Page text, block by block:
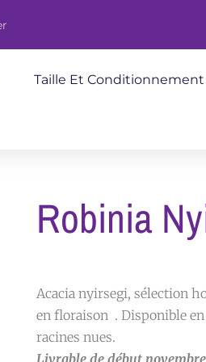
Taille Et Conditionnement
Robinia
Acacia nyirsegi, sélection
en floraison . Disponible
racines nues.
Livrable de début